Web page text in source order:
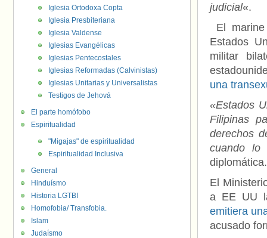
judicial«.
El
Estados
militar
una
«Estados
Filipinas
derechos
cuando lo
diplomática.
El
a EE UU
emitiera
acusado
Iglesia Ortodoxa Copta
Iglesia Presbiteriana
Iglesia Valdense
Iglesias Evangélicas
Iglesias Pentecostales
Iglesias Reformadas (Calvinistas)
Iglesias Unitarias y Universalistas
Testigos de Jehová
El parte homófobo
Espiritualidad
"Migajas" de espiritualidad
Espiritualidad Inclusiva
General
Hinduísmo
Historia LGTBI
Homofobia/ Transfobia.
Islam
Judaísmo